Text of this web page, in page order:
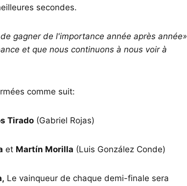
secondes.
gagner de l'importance année après année»
et que nous continuons à nous voir à
comme suit:
Tirado (Gabriel Rojas)
et Martín Morilla (Luis González Conde)
Le vainqueur de chaque demi-finale sera